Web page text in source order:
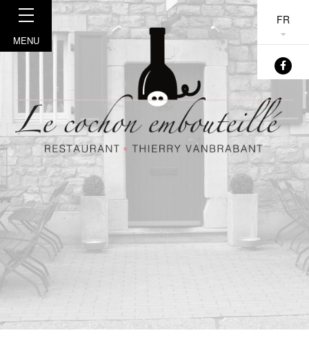
MENU
FR